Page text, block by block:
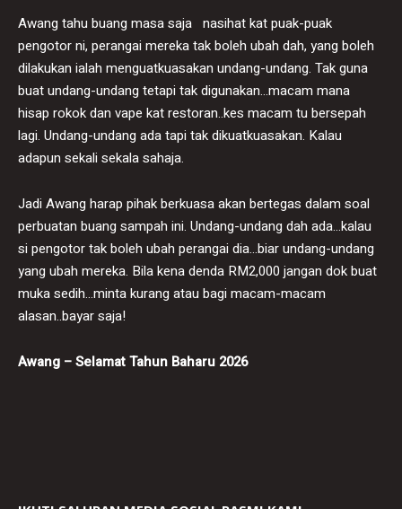
Awang tahu buang masa saja nasihat kat puak-puak
pengotor ni, perangai mereka tak boleh ubah dah, yang boleh
dilakukan ialah menguatkuasakan undang-undang. Tak guna
buat undang-undang tetapi tak digunakan…macam mana
hisap rokok dan vape kat restoran..kes macam tu bersepah
lagi. Undang-undang ada tapi tak dikuatkuasakan. Kalau
adapun sekali sekala sahaja.
Jadi Awang harap pihak berkuasa akan bertegas dalam soal
perbuatan buang sampah ini. Undang-undang dah ada…kalau
si pengotor tak boleh ubah perangai dia…biar undang-undang
yang ubah mereka. Bila kena denda RM2,000 jangan dok buat
muka sedih…minta kurang atau bagi macam-macam
alasan..bayar saja!
Awang – Selamat Tahun Baharu 2026